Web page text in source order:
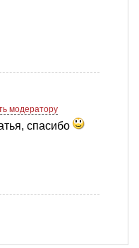
модератору
спасибо